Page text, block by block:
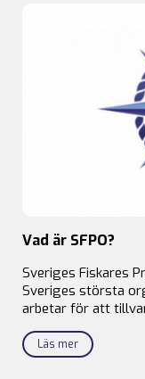
Vad är SFPO?
Sveriges Fiskares
Sveriges största
arbetar för att
Läs mer